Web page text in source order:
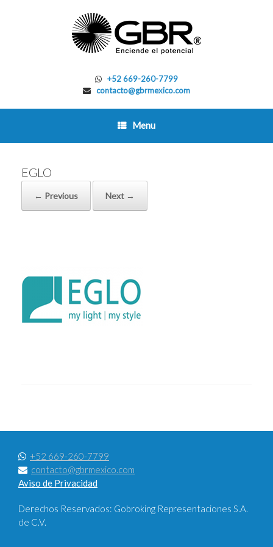
+52 669-260-7799
contacto@gbrmexico.com
Menu
EGLO
← Previous Next →
+52 669-260-7799
contacto@gbrmexico.com
Aviso de Privacidad
Derechos Reservados: Gobroking Representaciones S.A.
de C.V.